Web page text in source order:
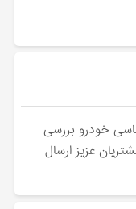
رقم شماره شاسی خودرو بررسی
عزیز ارسال